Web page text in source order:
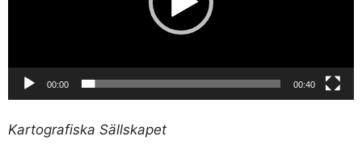
00:00 00:40
Kartografiska Sällskapet